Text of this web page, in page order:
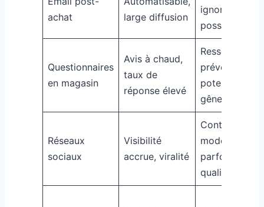
achat
large diffusion
ignoré, spam
possible
Questionnaires
en magasin
Avis à chaud,
taux de
réponse élevé
Ressources à
prévoir,
potentielle
gêne client
Réseaux
sociaux
Visibilité
accrue, viralité
Contrôle
modéré, avis
parfois moins
qualifiés